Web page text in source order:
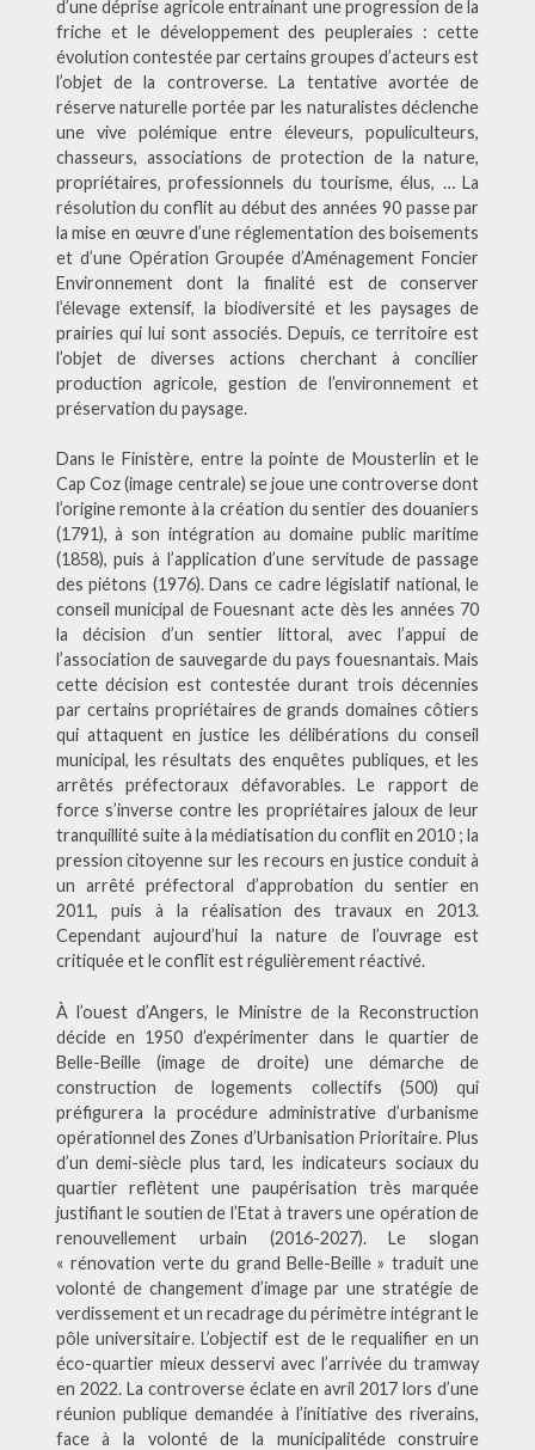
d’une déprise agricole entrainant une progression de la
friche et le développement des peupleraies : cette
évolution contestée par certains groupes d’acteurs est
l’objet de la controverse. La tentative avortée de
réserve naturelle portée par les naturalistes déclenche
une vive polémique entre éleveurs, populiculteurs,
chasseurs, associations de protection de la nature,
propriétaires, professionnels du tourisme, élus, … La
résolution du conflit au début des années 90 passe par
la mise en œuvre d’une réglementation des boisements
et d’une Opération Groupée d’Aménagement Foncier
Environnement dont la finalité est de conserver
l’élevage extensif, la biodiversité et les paysages de
prairies qui lui sont associés. Depuis, ce territoire est
l’objet de diverses actions cherchant à concilier
production agricole, gestion de l’environnement et
préservation du paysage.
Dans le Finistère, entre la pointe de Mousterlin et le
Cap Coz (image centrale) se joue une controverse dont
l’origine remonte à la création du sentier des douaniers
(1791), à son intégration au domaine public maritime
(1858), puis à l’application d’une servitude de passage
des piétons (1976). Dans ce cadre législatif national, le
conseil municipal de Fouesnant acte dès les années 70
la décision d’un sentier littoral, avec l’appui de
l’association de sauvegarde du pays fouesnantais. Mais
cette décision est contestée durant trois décennies
par certains propriétaires de grands domaines côtiers
qui attaquent en justice les délibérations du conseil
municipal, les résultats des enquêtes publiques, et les
arrêtés préfectoraux défavorables. Le rapport de
force s’inverse contre les propriétaires jaloux de leur
tranquillité suite à la médiatisation du conflit en 2010 ; la
pression citoyenne sur les recours en justice conduit à
un arrêté préfectoral d’approbation du sentier en
2011, puis à la réalisation des travaux en 2013.
Cependant aujourd’hui la nature de l’ouvrage est
critiquée et le conflit est régulièrement réactivé.
À l’ouest d’Angers, le Ministre de la Reconstruction
décide en 1950 d’expérimenter dans le quartier de
Belle-Beille (image de droite) une démarche de
construction de logements collectifs (500) qui
préfigurera la procédure administrative d’urbanisme
opérationnel des Zones d’Urbanisation Prioritaire. Plus
d’un demi-siècle plus tard, les indicateurs sociaux du
quartier reflètent une paupérisation très marquée
justifiant le soutien de l’Etat à travers une opération de
renouvellement urbain (2016-2027). Le slogan
« rénovation verte du grand Belle-Beille » traduit une
volonté de changement d’image par une stratégie de
verdissement et un recadrage du périmètre intégrant le
pôle universitaire. L’objectif est de le requalifier en un
éco-quartier mieux desservi avec l’arrivée du tramway
en 2022. La controverse éclate en avril 2017 lors d’une
réunion publique demandée à l’initiative des riverains,
face à la volonté de la municipalitéde construire